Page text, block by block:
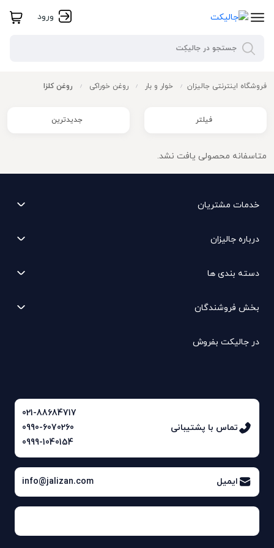
ورود
فروشگاه اینترنتی جالیزان / خوار و بار / روغن خوراکی / روغن کلزا
فیلتر جدیدترین
متاسفانه محصولی یافت نشد.
خدمات مشتریان
درباره جالیزان
دسته بندی ها
بخش فروشندگان
در جالیکت بفروش
تماس با پشتیبانی
021-88684717
0990-6070260
0999-1040154
ایمیل info@jalizan.com